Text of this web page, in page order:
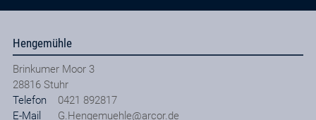
Hengemühle
Brinkumer Moor 3
28816 Stuhr
Telefon
0421 892817
E-Mail
G.Hengemuehle@arcor.de